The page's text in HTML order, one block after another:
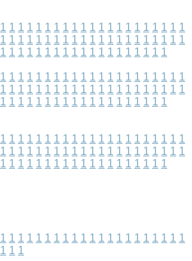
1 1 1 1 1 1 1 1 1 1 1 1 1 1 1 1 1 1 1 1 1
1 1 1 1 1 1 1 1 1 1 1 1 1 1 1 1 1 1 1 1 1
1 1 1 1 1 1 1 1 1 1 1 1 1 1 1 1 1 1 1
1 1 1 1 1 1 1 1 1 1 1 1 1 1 1 1 1 1 1 1 1
1 1 1 1 1 1 1 1 1 1 1 1 1 1 1 1 1 1 1 1 1
1 1 1 1 1 1 1 1 1 1 1 1 1 1 1 1 1 1 1
1 1 1 1 1 1 1 1 1 1 1 1 1 1 1 1 1 1 1 1 1
1 1 1 1 1 1 1 1 1 1 1 1 1 1 1 1 1 1 1 1 1
1 1 1 1 1 1 1 1 1 1 1 1 1 1 1 1 1 1 1
1 1 1 1 1 1 1 1 1 1 1 1 1 1 1 1 1 1 1 1 1
1 1 1